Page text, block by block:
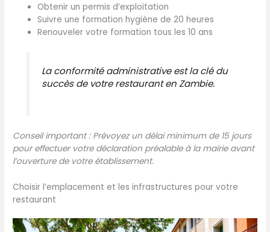
Obtenir un permis d’exploitation
Suivre une formation hygiène de 20 heures
Renouveler votre formation tous les 10 ans
La conformité administrative est la clé du
succès de votre restaurant en Zambie.
Conseil important : Prévoyez un délai minimum de 15 jours
pour effectuer votre déclaration préalable à la mairie avant
l’ouverture de votre établissement.
Choisir l’emplacement et les infrastructures pour votre
restaurant